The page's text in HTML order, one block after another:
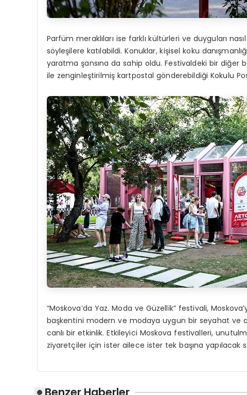
Parfüm meraklıları ise farklı kültürleri ve duyguları
söyleşilere katılabildi. Konuklar, kişisel koku
yaratma şansına da sahip oldu. Festivaldeki bir diğer
ile zenginleştirilmiş kartpostal gönderebildiği Kokulu
“Moskova’da Yaz. Moda ve Güzellik” festivali,
başkentini modern ve modaya uygun bir seyahat ve
canlı bir etkinlik. Etkileyici Moskova festivalleri,
ziyaretçiler için ister ailece ister tek başına